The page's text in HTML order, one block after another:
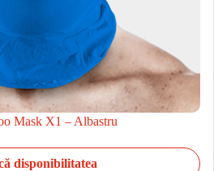
Mask X1 – Albastru
disponibilitatea